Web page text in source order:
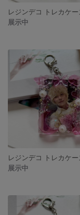
展示中
展示中